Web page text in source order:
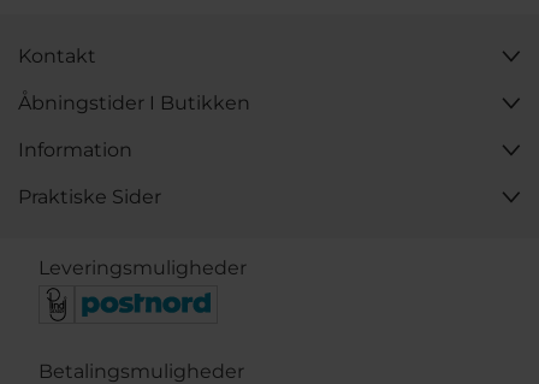
Kontakt
Åbningstider I Butikken
Information
Praktiske Sider
Leveringsmuligheder
Betalingsmuligheder